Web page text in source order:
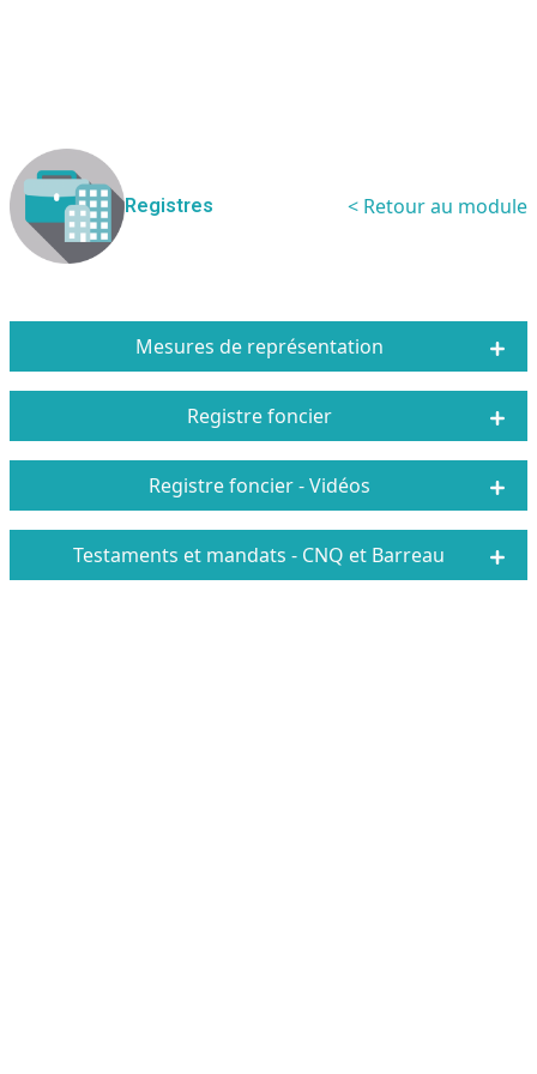
Registres < Retour au module
Mesures de représentation
Registre foncier
Registre foncier - Vidéos
Testaments et mandats - CNQ et Barreau